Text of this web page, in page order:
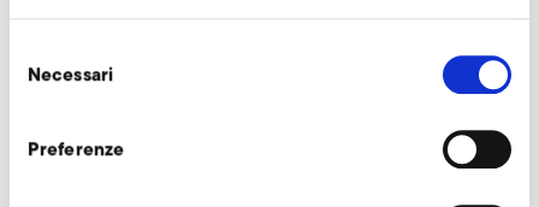
delNecessari
Preferenze
Altri accessori SD 82